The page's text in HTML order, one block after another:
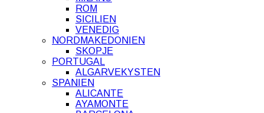
ROM
SICILIEN
VENEDIG
NORDMAKEDONIEN
SKOPJE
PORTUGAL
ALGARVEKYSTEN
SPANIEN
ALICANTE
AYAMONTE